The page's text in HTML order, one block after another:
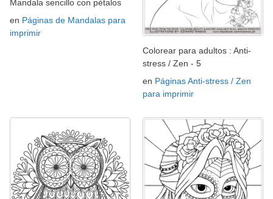
Mandala sencillo con pétalos
en Páginas de Mandalas para
imprimir
Colorear para adultos : Anti-
stress / Zen - 5
en Páginas Anti-stress / Zen
para imprimir